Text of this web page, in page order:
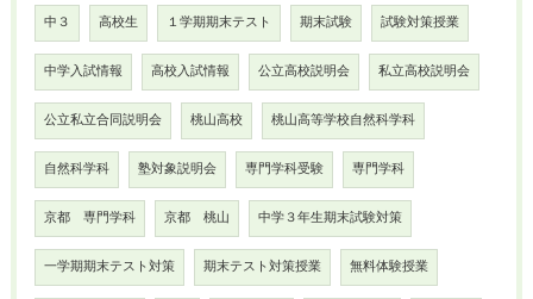
中３ 高校生 １学期期末テスト 期末試験 試験対策授業
中学入試情報 高校入試情報 公立高校説明会 私立高校説明会
公立私立合同説明会 桃山高校 桃山高等学校自然科学科
自然科学科 塾対象説明会 専門学科受験 専門学科
京都 専門学科 京都 桃山 中学３年生期末試験対策
一学期期末テスト対策 期末テスト対策授業 無料体験授業